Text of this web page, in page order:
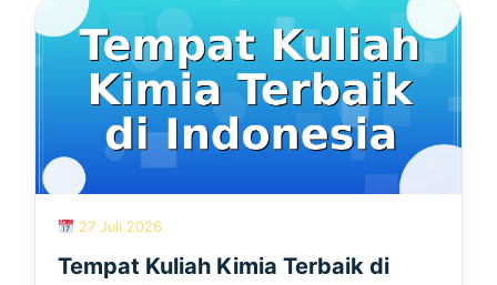
27 Juli 2026
Tempat Kuliah Kimia Terbaik di